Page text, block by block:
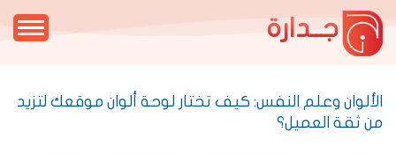
جــدارة
الألوان وعلم النفس: كيف تختار لوحة ألوان موقعك لتزيد
من ثقة العميل؟